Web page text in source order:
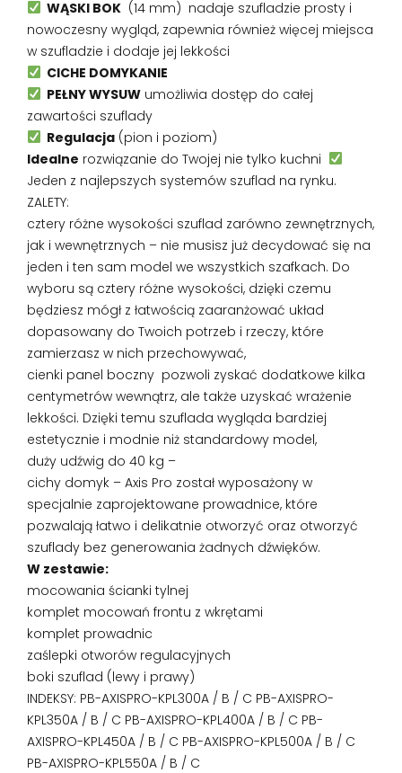
WĄSKI BOK(14 mm) nadaje szufladzie prosty i
nowoczesny wygląd, zapewnia również więcej miejsca
w szufladzie i dodaje jej lekkości
CICHE DOMYKANIE
PEŁNY WYSUWumożliwia dostęp do całej
zawartości szuflady
Regulacja(pion i poziom)
Idealne rozwiązanie do Twojej nie tylko kuchni
Jeden z najlepszych systemów szuflad na rynku.
ZALETY:
cztery różne wysokości szuflad zarówno zewnętrznych,
jak i wewnętrznych – nie musisz już decydować się na
jeden i ten sam model we wszystkich szafkach. Do
wyboru są cztery różne wysokości, dzięki czemu
będziesz mógł z łatwością zaaranżować układ
dopasowany do Twoich potrzeb i rzeczy, które
zamierzasz w nich przechowywać,
cienki panel boczny pozwoli zyskać dodatkowe kilka
centymetrów wewnątrz, ale także uzyskać wrażenie
lekkości. Dzięki temu szuflada wygląda bardziej
estetycznie i modnie niż standardowy model,
duży udźwig do 40 kg –
cichy domyk – Axis Pro został wyposażony w
specjalnie zaprojektowane prowadnice, które
pozwalają łatwo i delikatnie otworzyć oraz otworzyć
szuflady bez generowania żadnych dźwięków.
W zestawie:
mocowania ścianki tylnej
komplet mocowań frontu z wkrętami
komplet prowadnic
zaślepki otworów regulacyjnych
boki szuflad (lewy i prawy)
INDEKSY: PB-AXISPRO-KPL300A / B / C PB-AXISPRO-
KPL350A / B / C PB-AXISPRO-KPL400A / B / C PB-
AXISPRO-KPL450A / B / C PB-AXISPRO-KPL500A / B / C
PB-AXISPRO-KPL550A / B / C